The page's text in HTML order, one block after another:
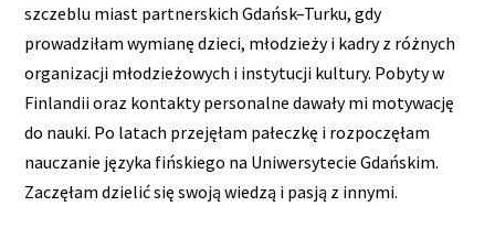
szczeblu miast partnerskich Gdańsk–Turku, gdy
prowadziłam wymianę dzieci, młodzieży i kadry z różnych
organizacji młodzieżowych i instytucji kultury. Pobyty w
Finlandii oraz kontakty personalne dawały mi motywację
do nauki. Po latach przejęłam pałeczkę i rozpoczęłam
nauczanie języka fińskiego na Uniwersytecie Gdańskim.
Zaczęłam dzielić się swoją wiedzą i pasją z innymi.